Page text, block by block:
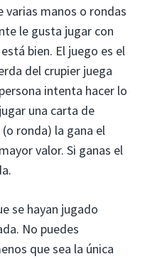
varias manos o rondas
le gusta jugar con
bien. El juego es el
del crupier juega
intenta hacer lo
una carta de
ronda) la gana el
valor. Si ganas el
se hayan jugado
No puedes
que sea la única